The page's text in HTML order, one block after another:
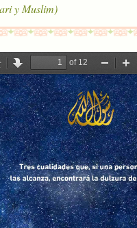
(Bujari y Muslim)